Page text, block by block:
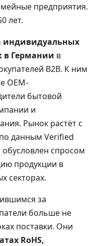
предприятия.
лет.
индивидуальных
в Германии в
B2B. К ним
OEM-
бытовой
и
Рынок растёт с
данным Verified
спросом
продукции в
секторах.
за
больше не
поставки. Они
RoHS,